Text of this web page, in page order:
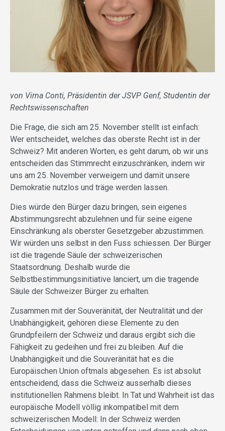
von Virna Conti, Präsidentin der JSVP Genf, Studentin der
Rechtswissenschaften
Die Frage, die sich am 25. November stellt ist einfach:
Wer entscheidet, welches das oberste Recht ist in der
Schweiz? Mit anderen Worten, es geht darum, ob wir uns
entscheiden das Stimmrecht einzuschränken, indem wir
uns am 25. November verweigern und damit unsere
Demokratie nutzlos und träge werden lassen.
Dies würde den Bürger dazu bringen, sein eigenes
Abstimmungsrecht abzulehnen und für seine eigene
Einschränkung als oberster Gesetzgeber abzustimmen.
Wir würden uns selbst in den Fuss schiessen. Der Bürger
ist die tragende Säule der schweizerischen
Staatsordnung. Deshalb wurde die
Selbstbestimmungsinitiative lanciert, um die tragende
Säule der Schweizer Bürger zu erhalten.
Zusammen mit der Souveränität, der Neutralität und der
Unabhängigkeit, gehören diese Elemente zu den
Grundpfeilern der Schweiz und daraus ergibt sich die
Fähigkeit zu gedeihen und frei zu bleiben. Auf die
Unabhängigkeit und die Souveränität hat es die
Europäischen Union oftmals abgesehen. Es ist absolut
entscheidend, dass die Schweiz ausserhalb dieses
institutionellen Rahmens bleibt. In Tat und Wahrheit ist das
europäische Modell völlig inkompatibel mit dem
schweizerischen Modell: In der Schweiz werden